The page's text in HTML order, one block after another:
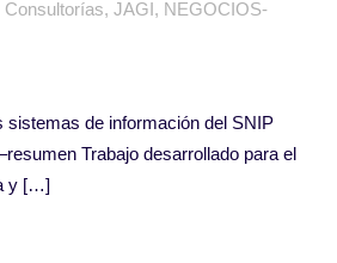
Consultorías, JAGI, NEGOCIOS-
sistemas de información del SNIP
Trabajo desarrollado para el
y […]